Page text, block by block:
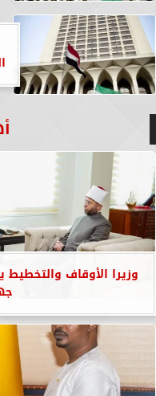
وزيرا الأوقاف والتخطيط